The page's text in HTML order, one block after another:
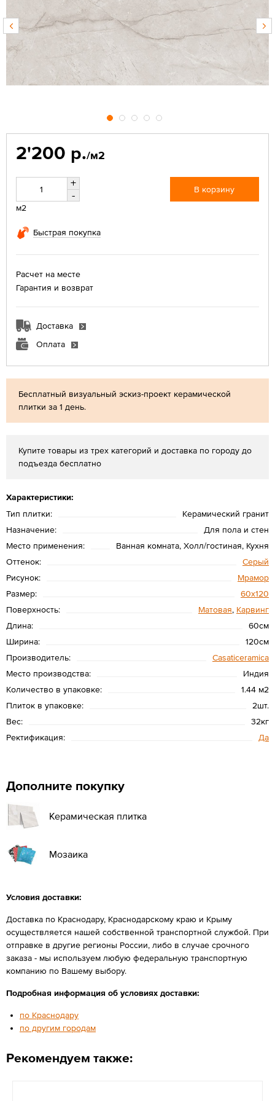
Бесплатный визуальный эскиз-проект керамической
плитки за 1 день.
Купите товары из трех категорий и доставка по городу до
подъезда бесплатно
Характеристики:
Тип плитки:
Керамический гранит
Назначение:
Для пола и стен
Место применения:
Ванная комната, Холл/гостиная, Кухня
Оттенок:
Серый
Рисунок:
Мрамор
Размер:
60х120
Поверхность:
Матовая, Карвинг
Длина:
60см
Ширина:
120см
Производитель:
Casaticeramica
Место производства:
Индия
Количество в упаковке:
1.44 м2
Плиток в упаковке:
2шт.
Вес:
32кг
Ректификация:
Да
2'200 р./м2
+
-
м2
В корзину
Быстрая покупка
Расчет на месте
Гарантия и возврат
Доставка
Оплата
Дополните покупку
Керамическая плитка
Мозаика
Условия доставки:
Доставка по Краснодару, Краснодарскому краю и Крыму
осуществляется нашей собственной транспортной службой. При
отправке в другие регионы России, либо в случае срочного
заказа - мы используем любую федеральную транспортную
компанию по Вашему выбору.
Подробная информация об условиях доставки:
по Краснодару
по другим городам
Рекомендуем также: